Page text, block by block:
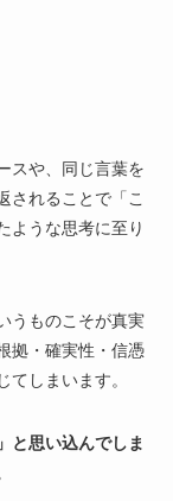
スや、同じ言葉を
されることで「こ
ような思考に至り
うものこそが真実
拠・確実性・信憑
しまいます。
と思い込んでしま